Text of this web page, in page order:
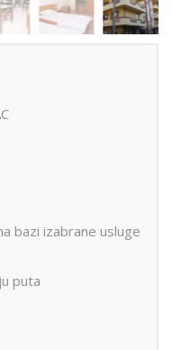
bazi izabrane usluge
puta